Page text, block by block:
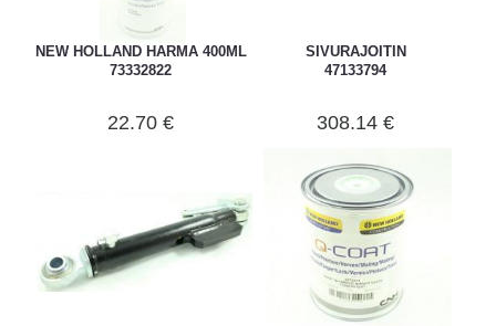
NEW HOLLAND HARMA 400ML
73332822
22.70 €
SIVURAJOITIN
47133794
308.14 €